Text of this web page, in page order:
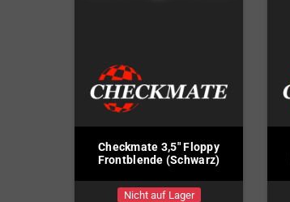
Checkmate 3,5" Floppy
Frontblende (Schwarz)
Nicht auf Lager